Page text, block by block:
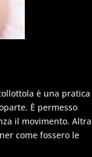
è una pratica
È permesso
il movimento. Altra
come fossero le